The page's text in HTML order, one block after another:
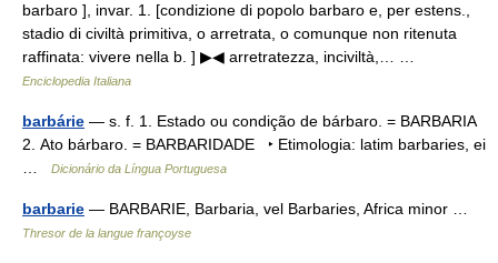
barbaro ], invar. 1. [condizione di popolo barbaro e, per estens.,
stadio di civiltà primitiva, o arretrata, o comunque non ritenuta
raffinata: vivere nella b. ] ▶◀ arretratezza, inciviltà,… …
Enciclopedia Italiana
barbárie — s. f. 1. Estado ou condição de bárbaro. = BARBARIA
2. Ato bárbaro. = BARBARIDADE ‣ Etimologia: latim barbaries, ei
Dicionário da Língua Portuguesa
barbarie — BARBARIE, Barbaria, vel Barbaries, Africa minor …
Thresor de la langue françoyse